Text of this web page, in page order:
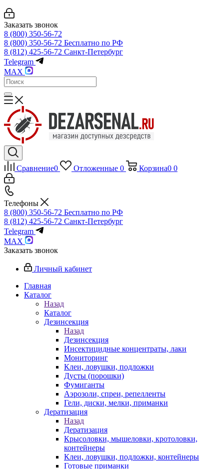
Заказать звонок
8 (800) 350-56-72
8 (800) 350-56-72 Бесплатно по РФ
8 (812) 425-56-72 Санкт-Петербург
Telegram
MAX
Сравнение0 Отложенные 0 Корзина0 0
Телефоны
8 (800) 350-56-72 Бесплатно по РФ
8 (812) 425-56-72 Санкт-Петербург
Telegram
MAX
Заказать звонок
Личный кабинет
Главная
Каталог
Назад
Каталог
Дезинсекция
Назад
Дезинсекция
Инсектицидные концентраты, лаки
Мониторинг
Клеи, ловушки, подложки
Дусты (порошки)
Фумиганты
Аэрозоли, спреи, репелленты
Гели, диски, мелки, приманки
Дератизация
Назад
Дератизация
Крысоловки, мышеловки, кротоловки,
контейнеры
Клеи, ловушки, подложки, контейнеры
Готовые приманки